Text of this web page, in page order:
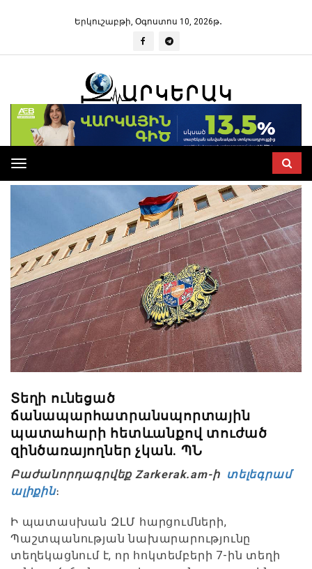
Երկուշաբթի, Օգոստոս 10, 2026թ․
Toggle
navigation
Տեղի ունեցած
ճանապարհատրանսպորտային
պատահարի հետևանքով տուժած
զինծառայողներ չկան. ՊՆ
Բաժանորդագրվեք Zarkerak.am-ի տելեգրամ
ալիքին։
Ի պատասխան ԶԼՄ հարցումների,
Պաշտպանության նախարարությունը
տեղեկացնում է, որ հոկտեմբերի 7-ին տեղի